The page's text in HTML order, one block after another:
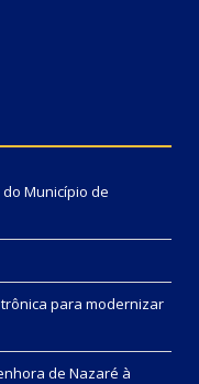
Município de
para modernizar
de Nazaré à